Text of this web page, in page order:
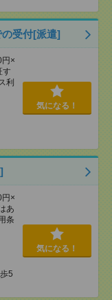
受付[派遣]
×
す
利
気になる！
×
あ
条
5
気になる！